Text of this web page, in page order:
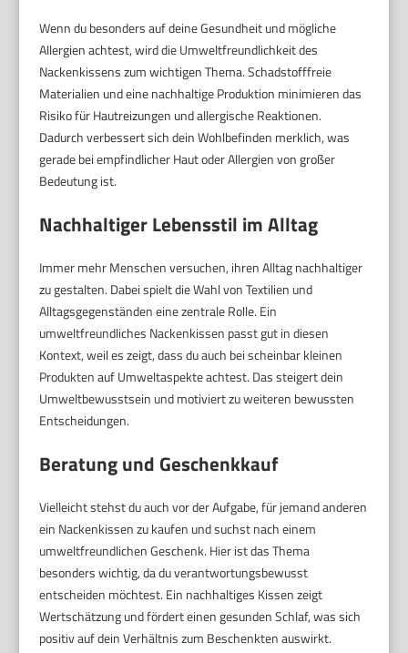
Wenn du besonders auf deine Gesundheit und mögliche
Allergien achtest, wird die Umweltfreundlichkeit des
Nackenkissens zum wichtigen Thema. Schadstofffreie
Materialien und eine nachhaltige Produktion minimieren das
Risiko für Hautreizungen und allergische Reaktionen.
Dadurch verbessert sich dein Wohlbefinden merklich, was
gerade bei empfindlicher Haut oder Allergien von großer
Bedeutung ist.
Nachhaltiger Lebensstil im Alltag
Immer mehr Menschen versuchen, ihren Alltag nachhaltiger
zu gestalten. Dabei spielt die Wahl von Textilien und
Alltagsgegenständen eine zentrale Rolle. Ein
umweltfreundliches Nackenkissen passt gut in diesen
Kontext, weil es zeigt, dass du auch bei scheinbar kleinen
Produkten auf Umweltaspekte achtest. Das steigert dein
Umweltbewusstsein und motiviert zu weiteren bewussten
Entscheidungen.
Beratung und Geschenkkauf
Vielleicht stehst du auch vor der Aufgabe, für jemand anderen
ein Nackenkissen zu kaufen und suchst nach einem
umweltfreundlichen Geschenk. Hier ist das Thema
besonders wichtig, da du verantwortungsbewusst
entscheiden möchtest. Ein nachhaltiges Kissen zeigt
Wertschätzung und fördert einen gesunden Schlaf, was sich
positiv auf dein Verhältnis zum Beschenkten auswirkt.